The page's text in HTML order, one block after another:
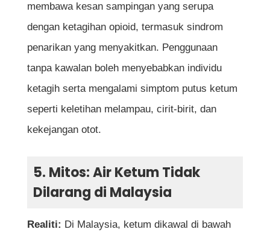
membawa kesan sampingan yang serupa
dengan ketagihan opioid, termasuk sindrom
penarikan yang menyakitkan. Penggunaan
tanpa kawalan boleh menyebabkan individu
ketagih serta mengalami simptom putus ketum
seperti keletihan melampau, cirit-birit, dan
kekejangan otot.
5. Mitos: Air Ketum Tidak
Dilarang di Malaysia
Realiti: Di Malaysia, ketum dikawal di bawah